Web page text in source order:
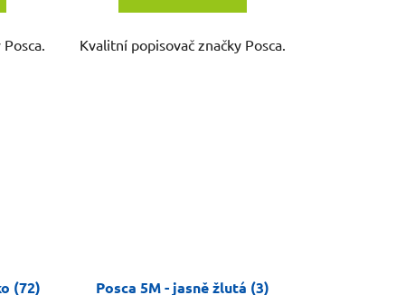
Kvalitní popisovač značky Posca.
(72) Posca 5M - jasně žlutá (3)